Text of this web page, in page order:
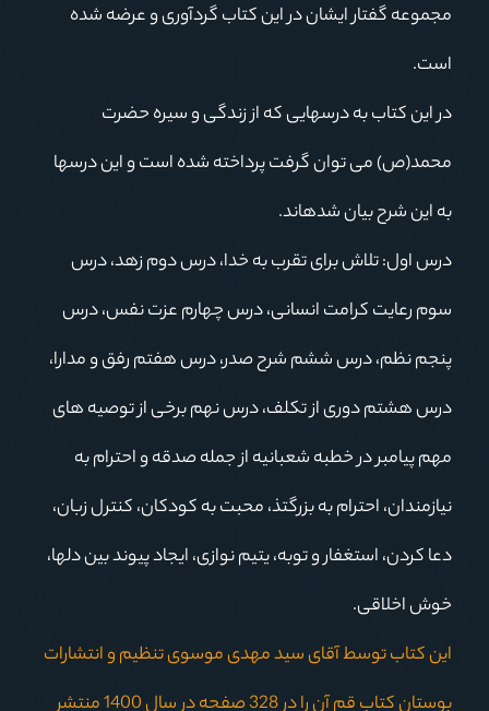
مجموعه گفتار ایشان در این کتاب گردآوری و عرضه شده
است.
در این کتاب به درس‏هایی که از زندگی و سیره حضرت
محمد(ص) می توان گرفت پرداخته شده است و این درس‏ها
به این شرح بیان شده‏اند.
درس اول: تلاش برای تقرب به خدا، درس دوم زهد، درس
سوم رعایت کرامت انسانی، درس چهارم عزت نفس، درس
پنجم نظم، درس ششم شرح صدر، درس هفتم رفق و مدارا،
درس هشتم دوری از تکلف، درس نهم برخی از توصیه های
مهم پیامبر در خطبه شعبانیه از جمله صدقه و احترام به
نیازمندان، احترام به بزرگتذ، محبت به کودکان، کنترل زبان،
دعا کردن، استغفار و توبه، یتیم نوازی، ایجاد پیوند بین دلها،
خوش اخلاقی.
این کتاب توسط آقای سید مهدی موسوی تنظیم و انتشارات
بوستان کتاب قم آن را در 328 صفحه در سال 1400 منتشر